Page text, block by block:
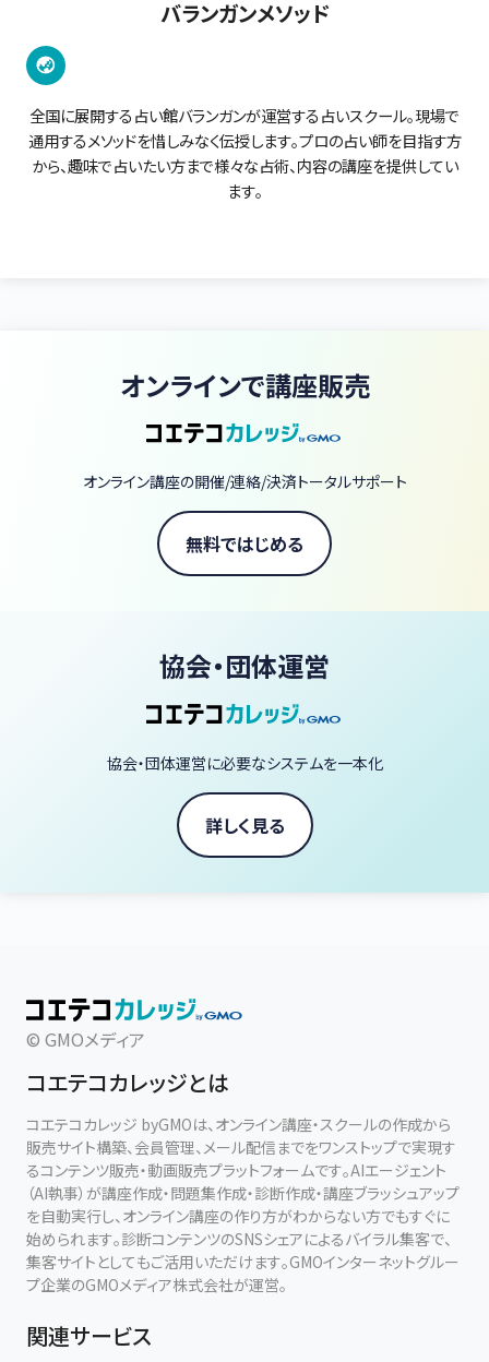
バランガンメソッド
全国に展開する占い館バランガンが運営する占いスクール。現場で
通用するメソッドを惜しみなく伝授します。プロの占い師を目指す方
から、趣味で占いたい方まで様々な占術、内容の講座を提供してい
ます。
オンラインで講座販売
オンライン講座の開催/連絡/決済トータルサポート
無料ではじめる
協会・団体運営
協会・団体運営に必要なシステムを一本化
詳しく見る
© GMOメディア
コエテコカレッジとは
コエテコカレッジ byGMOは、オンライン講座・スクールの作成から
販売サイト構築、会員管理、メール配信までをワンストップで実現す
るコンテンツ販売・動画販売プラットフォームです。AIエージェント
（AI執事）が講座作成・問題集作成・診断作成・講座ブラッシュアップ
を自動実行し、オンライン講座の作り方がわからない方でもすぐに
始められます。診断コンテンツのSNSシェアによるバイラル集客で、
集客サイトとしてもご活用いただけます。GMOインターネットグルー
プ企業のGMOメディア株式会社が運営。
関連サービス